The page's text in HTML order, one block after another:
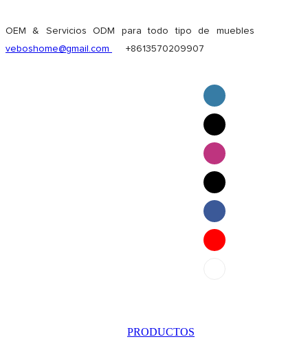
OEM & Servicios ODM para todo tipo de muebles
veboshome@gmail.com
+8613570209907
English
Pilipino
ภาษาไทย
PRODUCTOS